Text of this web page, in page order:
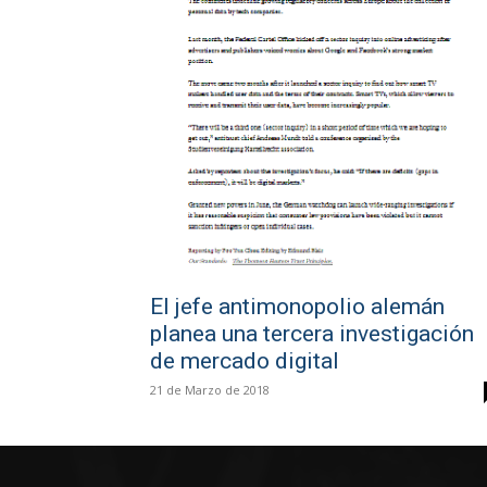
El jefe antimonopolio alemán
planea una tercera investigación
de mercado digital
21 de Marzo de 2018